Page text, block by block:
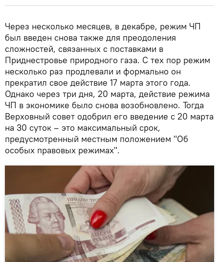
Через несколько месяцев, в декабре, режим ЧП
был введен снова также для преодоления
сложностей, связанных с поставками в
Приднестровье природного газа. С тех пор режим
несколько раз продлевали и формально он
прекратил свое действие 17 марта этого года.
Однако через три дня, 20 марта, действие режима
ЧП в экономике было снова возобновлено. Тогда
Верховный совет одобрил его введение с 20 марта
на 30 суток – это максимальный срок,
предусмотренный местным положением "Об
особых правовых режимах".